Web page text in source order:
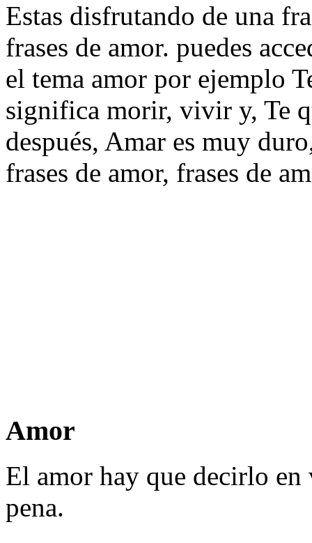
Estas disfrutando de una
frases de amor. puedes
el tema amor por ejemplo
significa morir, vivir y, Te
después, Amar es muy
frases de amor, frases de
Amor
El amor hay que decirlo
pena.